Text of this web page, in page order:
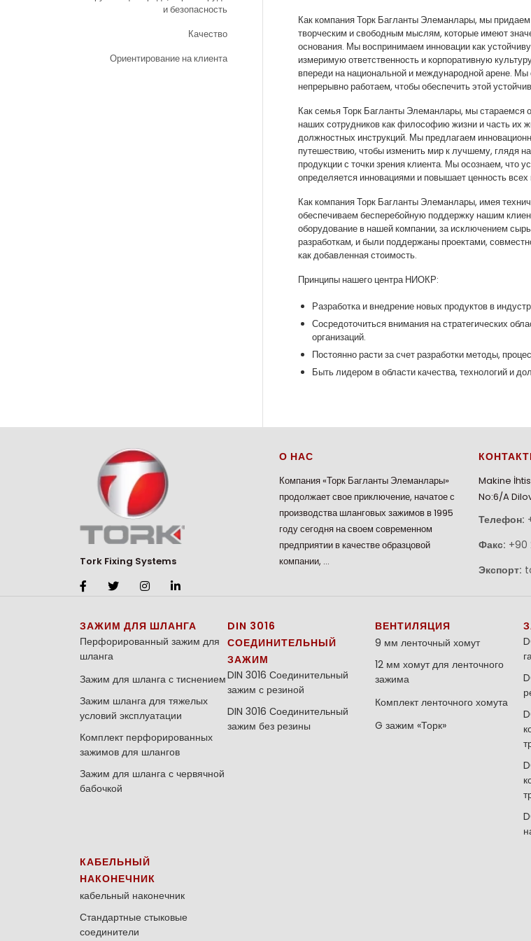
и безопасность
Качество
Ориентирование на клиента
Как компания Торк Багланты Элеманлары, мы
творческим и свободным мыслям, которые имеют
основания. Мы воспринимаем инновации как
измеримую ответственность и корпоративную
впереди на национальной и международной арене. Мы
непрерывно работаем, чтобы обеспечить этой
Как семья Торк Багланты Элеманлары, мы стараемся
наших сотрудников как философию жизни и часть их
должностных инструкций. Мы предлагаем
путешествию, чтобы изменить мир к лучшему, глядя
продукции с точки зрения клиента. Мы осознаем, что
определяется инновациями и повышает ценность
Как компания Торк Багланты Элеманлары, имея
обеспечиваем бесперебойную поддержку нашим
оборудование в нашей компании, за исключением
разработкам, и были поддержаны проектами,
как добавленная стоимость.
Принципы нашего центра НИОКР:
Разработка и внедрение новых продуктов в
Сосредоточиться внимания на стратегических
организаций.
Постоянно расти за счет разработки методы,
Быть лидером в области качества, технологий и
Tork Fixing Systems
О НАС
Компания «Торк Багланты Элеманлары»
продолжает свое приключение, начатое с
производства шланговых зажимов в 1995
году сегодня на своем современном
предприятии в качестве образцовой
компании, …
Makine
No:6/A
Телефон:
Факс: +90
Экспорт:
ЗАЖИМ ДЛЯ ШЛАНГА
Перфорированный зажим для
шланга
Зажим для шланга с тиснением
Зажим шланга для тяжелых
условий эксплуатации
Комплект перфорированных
зажимов для шлангов
Зажим для шланга с червячной
бабочкой
DIN 3016
СОЕДИНИТЕЛЬНЫЙ
ЗАЖИМ
DIN 3016 Соединительный
зажим с резиной
DIN 3016 Соединительный
зажим без резины
ВЕНТИЛЯЦИЯ
9 мм ленточный хомут
12 мм хомут для ленточного
зажима
Комплект ленточного хомута
G зажим «Торк»
КАБЕЛЬНЫЙ
НАКОНЕЧНИК
кабельный наконечник
Стандартные стыковые
соединители